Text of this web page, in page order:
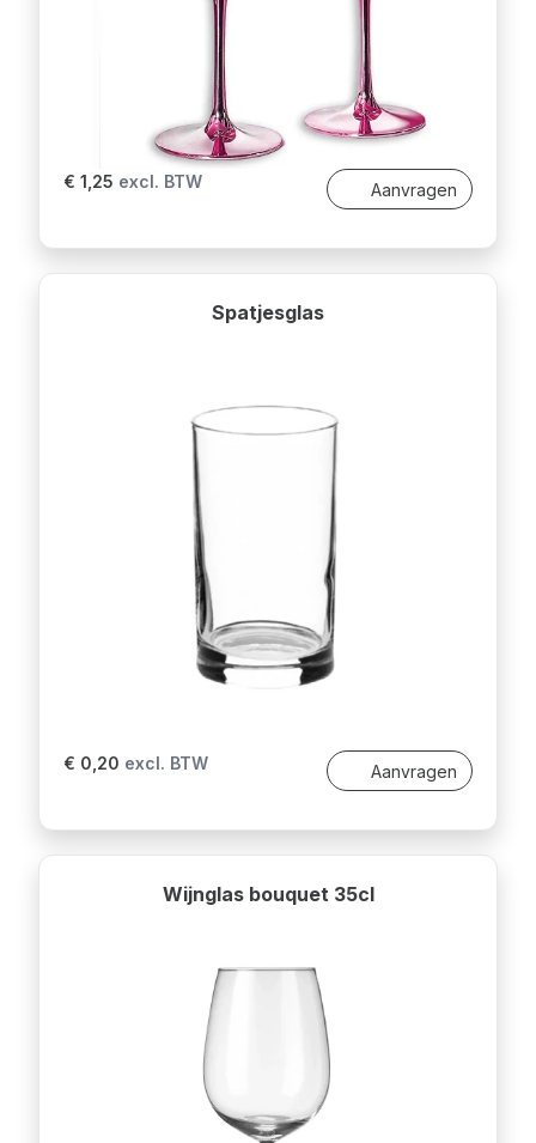
€ 1,25 excl. BTW Aanvragen
Spatjesglas
€ 0,20 excl. BTW Aanvragen
Wijnglas bouquet 35cl